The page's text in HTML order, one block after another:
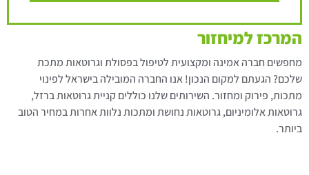
המרכז למיחזור
מחפשים חברה אמינה ומקצועית לטיפול בפסולת וגרוטאות מתכת
שלכם? הגעתם למקום הנכון! אנו החברה המובילה בישראל לפינוי
מתכות, פירוק ומחזור. השירותים שלנו כוללים קניית גרוטאות ברזל,
גרוטאות אלומיניום, גרוטאות נחושת ומתכות נלוות אחרות במחיר הטוב
ביותר.